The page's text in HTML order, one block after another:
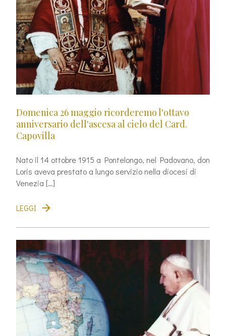
Domenica 26 maggio ricorderemo l'ottavo
anniversario dell'ascesa al cielo del Card.
Capovilla
Nato il 14 ottobre 1915 a Pontelongo, nel Padovano, don
Loris aveva prestato a lungo servizio nella diocesi di
Venezia […]
LEGGI